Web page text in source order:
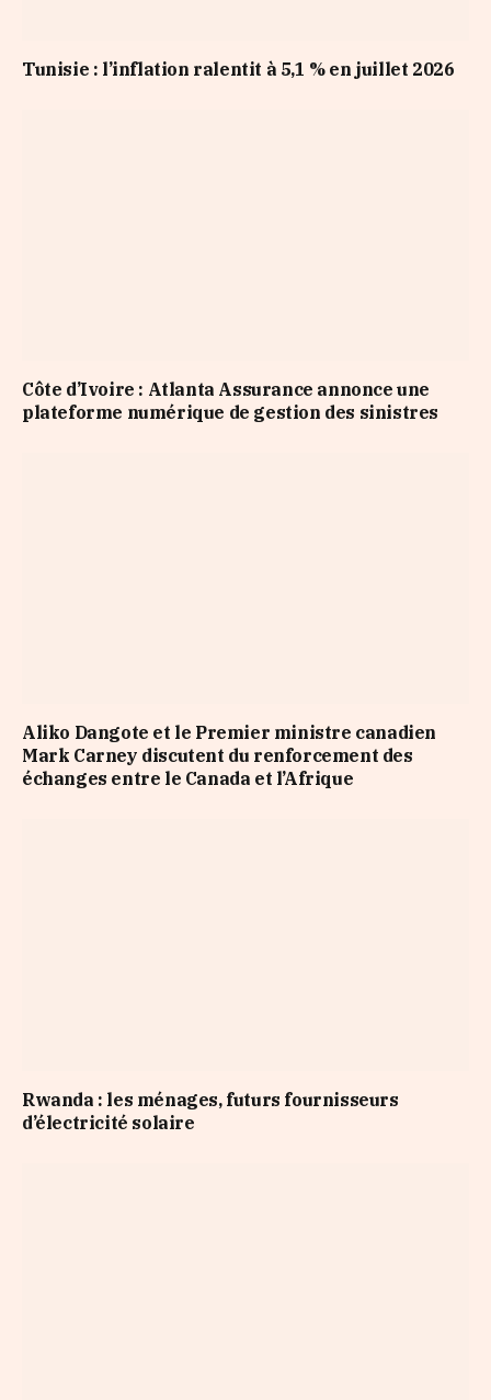
Tunisie : l’inflation ralentit à 5,1 % en juillet 2026
Côte d’Ivoire : Atlanta Assurance annonce une
plateforme numérique de gestion des sinistres
Aliko Dangote et le Premier ministre canadien
Mark Carney discutent du renforcement des
échanges entre le Canada et l’Afrique
Rwanda : les ménages, futurs fournisseurs
d’électricité solaire